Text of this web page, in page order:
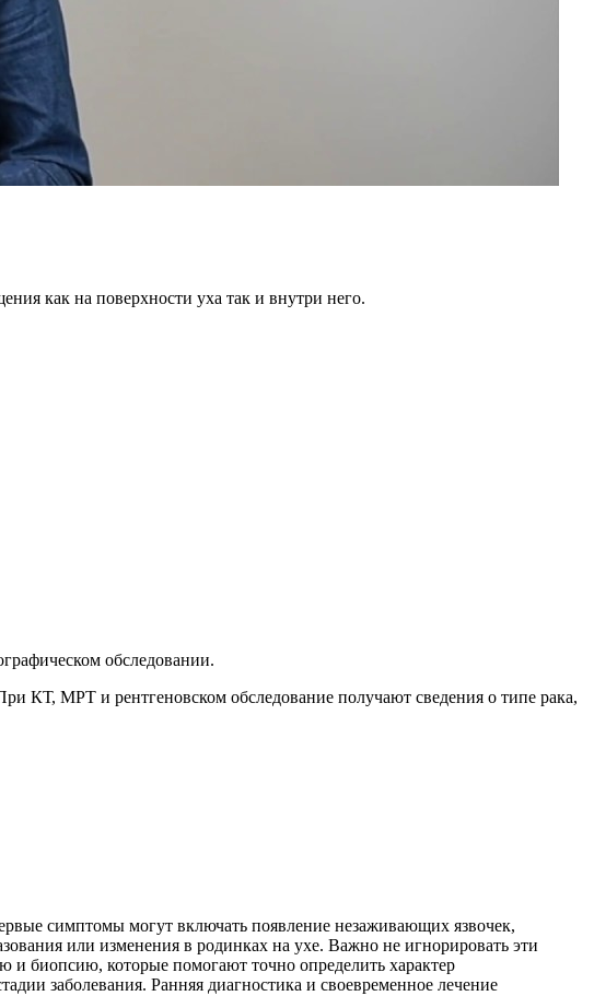
как на поверхности уха так и внутри него.
обследовании.
КТ, МРТ и рентгеновском обследование получают сведения о типе рака,
симптомы могут включать появление незаживающих язвочек,
или изменения в родинках на ухе. Важно не игнорировать эти
и биопсию, которые помогают точно определить характер
заболевания. Ранняя диагностика и своевременное лечение